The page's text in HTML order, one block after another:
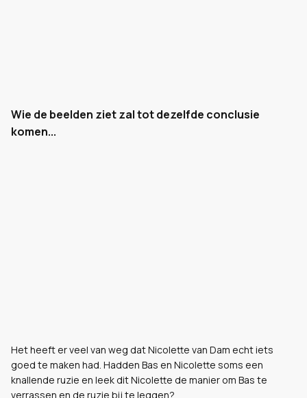
Wie de beelden ziet zal tot dezelfde conclusie
komen...
Het heeft er veel van weg dat Nicolette van Dam echt iets
goed te maken had. Hadden Bas en Nicolette soms een
knallende ruzie en leek dit Nicolette de manier om Bas te
verrassen en de ruzie bij te leggen?